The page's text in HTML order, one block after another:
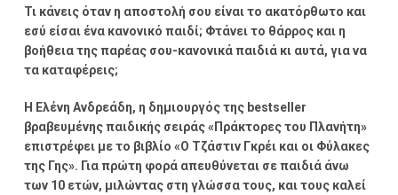
Τι κάνεις όταν η αποστολή σου είναι το ακατόρθωτο και
εσύ είσαι ένα κανονικό παιδί; Φτάνει το θάρρος και η
βοήθεια της παρέας σου-κανονικά παιδιά κι αυτά, για να
τα καταφέρεις;
Η Ελένη Ανδρεάδη, η δημιουργός της bestseller
βραβευμένης παιδικής σειράς «Πράκτορες του Πλανήτη»
επιστρέφει με το βιβλίο «Ο Τζάστιν Γκρέι και οι Φύλακες
της Γης». Για πρώτη φορά απευθύνεται σε παιδιά άνω
των 10 ετών, μιλώντας στη γλώσσα τους, και τους καλεί